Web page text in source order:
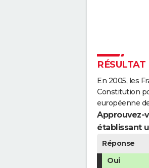
En 2005, les
Constitution
européenne
Approuvez-
établissant
Réponse
Oui